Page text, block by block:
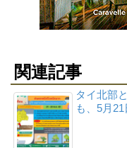
関連記事
タイ北部
も、5月